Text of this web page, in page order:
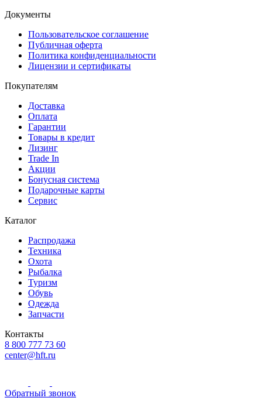
Документы
Пользовательское соглашение
Публичная оферта
Политика конфиденциальности
Лицензии и сертификаты
Покупателям
Доставка
Оплата
Гарантии
Товары в кредит
Лизинг
Trade In
Акции
Бонусная система
Подарочные карты
Сервис
Каталог
Распродажа
Техника
Охота
Рыбалка
Туризм
Обувь
Одежда
Запчасти
Контакты
8 800 777 73 60
center@hft.ru
Обратный звонок